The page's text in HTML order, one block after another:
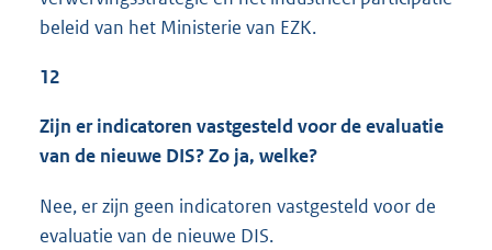
beleid van het Ministerie van EZK.
12
Zijn er indicatoren vastgesteld voor de evaluatie
van de nieuwe DIS? Zo ja, welke?
Nee, er zijn geen indicatoren vastgesteld voor de
evaluatie van de nieuwe DIS.